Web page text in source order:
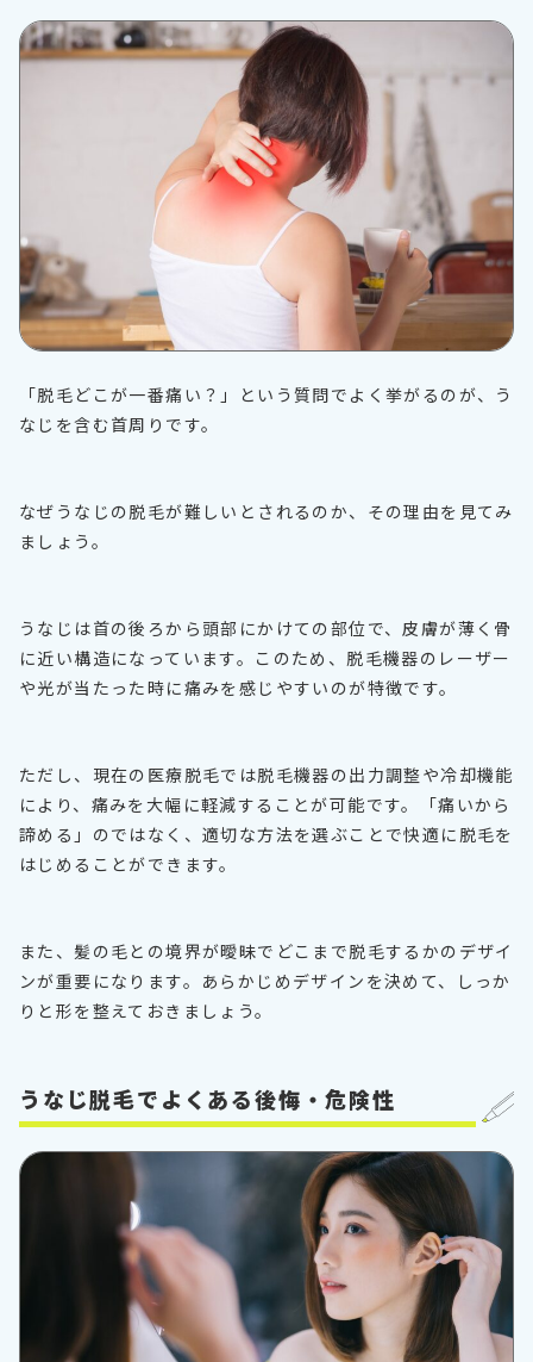
「脱毛どこが一番痛い？」という質問でよく挙がるのが、う
なじを含む首周りです。
なぜうなじの脱毛が難しいとされるのか、その理由を見てみ
ましょう。
うなじは首の後ろから頭部にかけての部位で、皮膚が薄く骨
に近い構造になっています。このため、脱毛機器のレーザー
や光が当たった時に痛みを感じやすいのが特徴です。
ただし、現在の医療脱毛では脱毛機器の出力調整や冷却機能
により、痛みを大幅に軽減することが可能です。「痛いから
諦める」のではなく、適切な方法を選ぶことで快適に脱毛を
はじめることができます。
また、髪の毛との境界が曖昧でどこまで脱毛するかのデザイ
ンが重要になります。あらかじめデザインを決めて、しっか
りと形を整えておきましょう。
うなじ脱毛でよくある後悔・危険性